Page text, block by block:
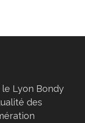
Lyon Bondy
des